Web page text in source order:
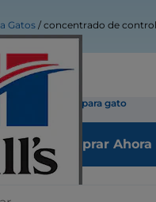
Gatos concentrado de
control de peso para gato
Comprar Ahora